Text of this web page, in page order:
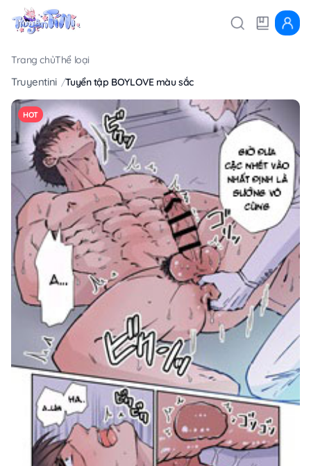
Trang chủThể loại
Truyentini Tuyển tập BOYLOVE màu sắc
HOT